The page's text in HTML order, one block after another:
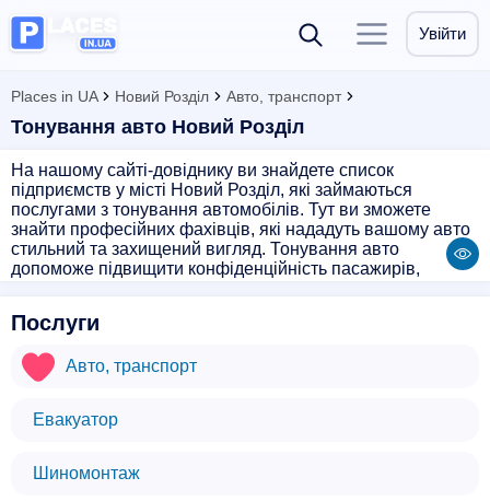
Увійти
Places in UA Новий Розділ Авто, транспорт
Тонування авто Новий Розділ
На нашому сайті-довіднику ви знайдете список
підприємств у місті Новий Розділ, які займаються
послугами з тонування автомобілів. Тут ви зможете
знайти професійних фахівців, які нададуть вашому авто
стильний та захищений вигляд. Тонування авто
допоможе підвищити конфіденційність пасажирів,
підприємство з нашого списку та отримайте професійну
Послуги
Авто, транспорт
Евакуатор
Шиномонтаж